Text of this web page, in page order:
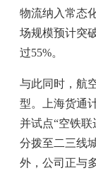
物流纳入常态
场规模预计突
过55%。
与此同时，航
型。上海货通
并试点“空铁
分拨至二三线
外，公司正与